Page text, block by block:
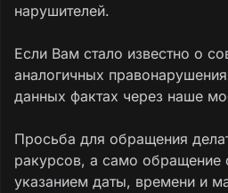
нарушителей.
Если Вам стало известно о
аналогичных
данных фактах через наше
Просьба для обращения
ракурсов, а само обращение
указанием даты, времени и